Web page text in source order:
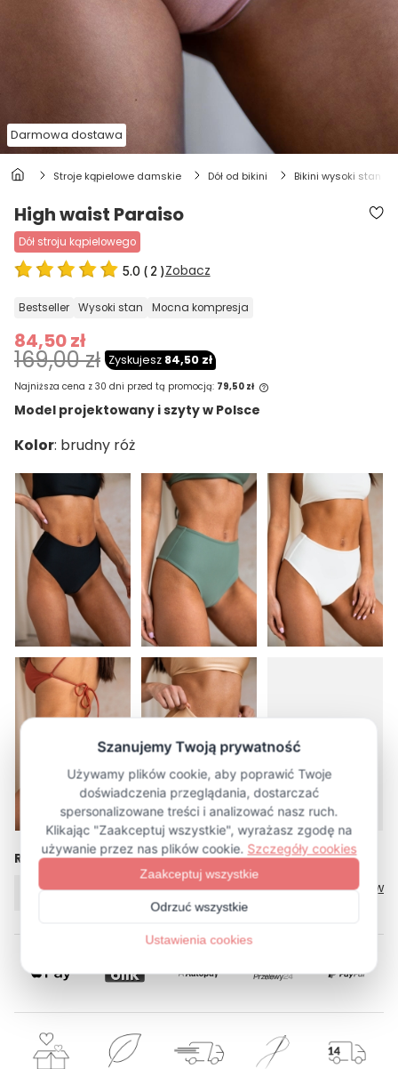
Darmowa dostawa
stroje kąpielowe damskie dół od bikini bikini wysoki stan
High waist Paraiso
dół stroju kąpielowego
5.0 ( 2 )Zobacz
bestseller wysoki stan mocna kompresja
84,50 zł
169,00 zł Zyskujesz 84,50 zł
Najniższa cena z 30 dni przed tą promocją: 79,50 zł
niż 30 dni, wyświetlana jest najniższa
pojawił się w sprzedaży.
Model projektowany i szyty w Polsce
Kolor
więcej (25)
Rozmiar
XS
S Tabela rozmiarów